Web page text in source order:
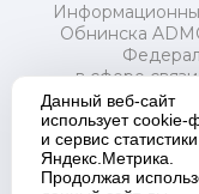
Обнинска
в сфере
и массовых
Свидетельство
Учредитель:
Данный веб-сайт
использует
и сервис статистики
Яндекс.Метрика.
Продолжая